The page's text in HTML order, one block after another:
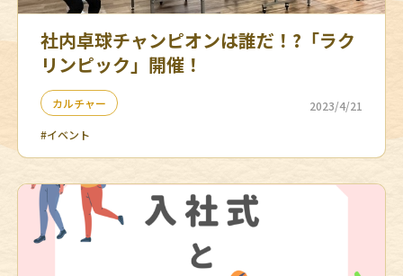
社内卓球チャンピオンは誰だ！?「ラク
リンピック」開催！
カルチャー
2023/4/21
#イベント